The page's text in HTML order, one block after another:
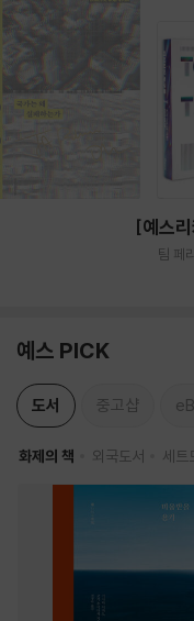
[예스
팀 페
예스 PICK
도서 중고샵
화제의 책 외국도서 세트